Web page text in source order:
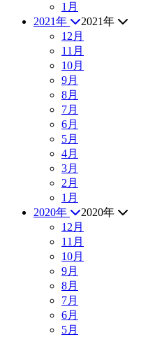
1月
2021年
2021年
12月
11月
10月
9月
8月
7月
6月
5月
4月
3月
2月
1月
2020年
2020年
12月
11月
10月
9月
8月
7月
6月
5月